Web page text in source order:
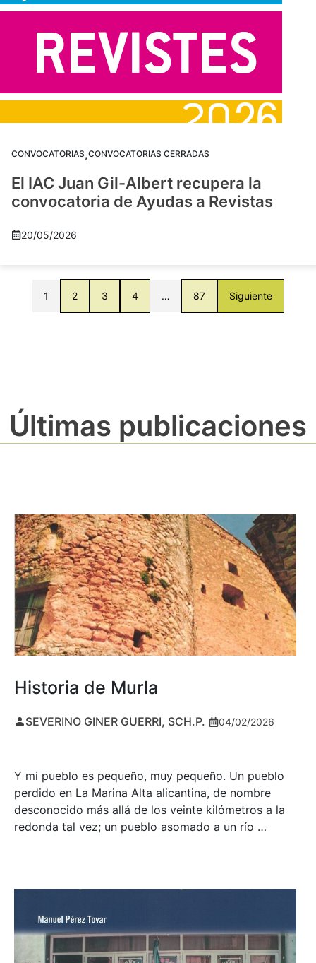
CONVOCATORIAS,CONVOCATORIAS CERRADAS
El IAC Juan Gil-Albert recupera la
convocatoria de Ayudas a Revistas
20/05/2026
1 2 3 4 … 87 Siguiente
Últimas publicaciones
Historia de Murla
SEVERINO GINER GUERRI, SCH.P. 04/02/2026
Y mi pueblo es pequeño, muy pequeño. Un pueblo
perdido en La Marina Alta alicantina, de nombre
desconocido más allá de los veinte kilómetros a la
redonda tal vez; un pueblo asomado a un río …